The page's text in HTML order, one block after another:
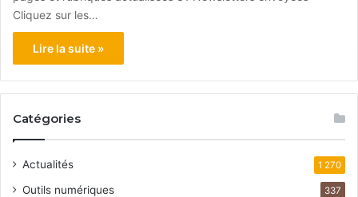
Cliquez sur les…
Lire la suite »
Catégories
Actualités 1 270
Outils numériques 337